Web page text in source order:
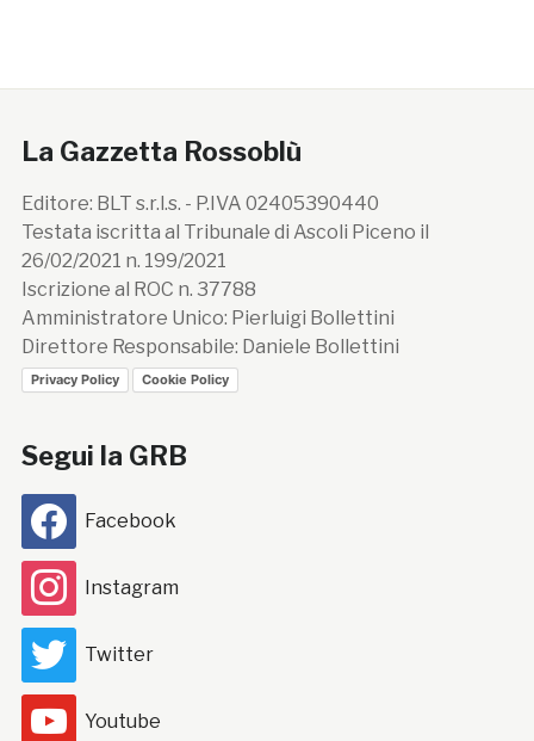
La Gazzetta Rossoblù
Editore: BLT s.r.l.s. - P.IVA 02405390440
Testata iscritta al Tribunale di Ascoli Piceno il
26/02/2021 n. 199/2021
Iscrizione al ROC n. 37788
Amministratore Unico: Pierluigi Bollettini
Direttore Responsabile: Daniele Bollettini
Privacy Policy Cookie Policy
Segui la GRB
Facebook
Instagram
Twitter
Youtube